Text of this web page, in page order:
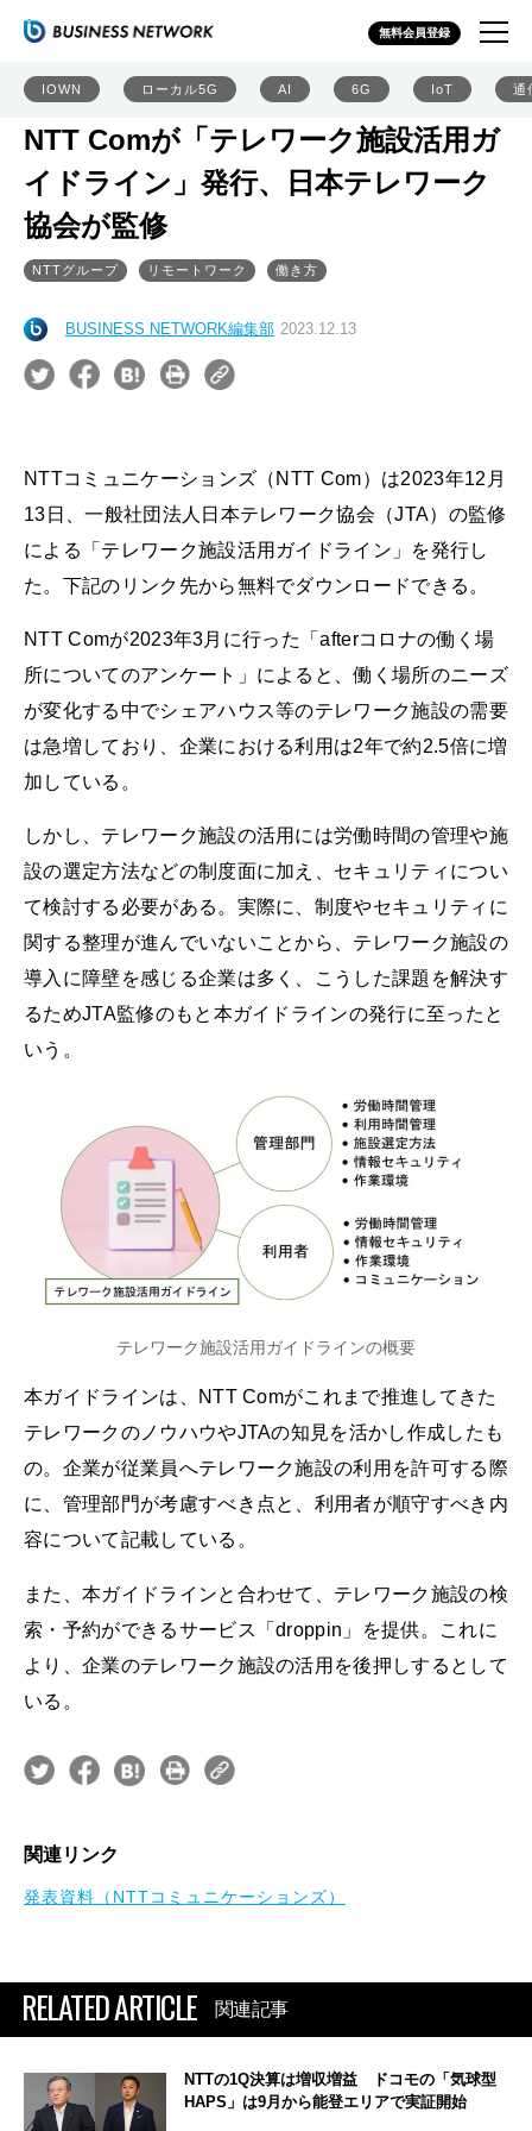
無料会員登録
IOWN ローカル5G AI 6G IoT 通
NTT Comが「テレワーク施設活用ガ
イドライン」発行、日本テレワーク
協会が監修
NTTグループ リモートワーク 働き方
BUSINESS NETWORK編集部 2023.12.13
NTTコミュニケーションズ（NTT Com）は2023年12月
13日、一般社団法人日本テレワーク協会（JTA）の監修
による「テレワーク施設活用ガイドライン」を発行し
た。下記のリンク先から無料でダウンロードできる。
NTT Comが2023年3月に行った「afterコロナの働く場
所についてのアンケート」によると、働く場所のニーズ
が変化する中でシェアハウス等のテレワーク施設の需要
は急増しており、企業における利用は2年で約2.5倍に増
加している。
しかし、テレワーク施設の活用には労働時間の管理や施
設の選定方法などの制度面に加え、セキュリティについ
て検討する必要がある。実際に、制度やセキュリティに
関する整理が進んでいないことから、テレワーク施設の
導入に障壁を感じる企業は多く、こうした課題を解決す
るためJTA監修のもと本ガイドラインの発行に至ったと
いう。
テレワーク施設活用ガイドラインの概要
本ガイドラインは、NTT Comがこれまで推進してきた
テレワークのノウハウやJTAの知見を活かし作成したも
の。企業が従業員へテレワーク施設の利用を許可する際
に、管理部門が考慮すべき点と、利用者が順守すべき内
容について記載している。
また、本ガイドラインと合わせて、テレワーク施設の検
索・予約ができるサービス「droppin」を提供。これに
より、企業のテレワーク施設の活用を後押しするとして
いる。
関連リンク
発表資料（NTTコミュニケーションズ）
RELATED ARTICLE 関連記事
NTTの1Q決算は増収増益 ドコモの「気球型
HAPS」は9月から能登エリアで実証開始